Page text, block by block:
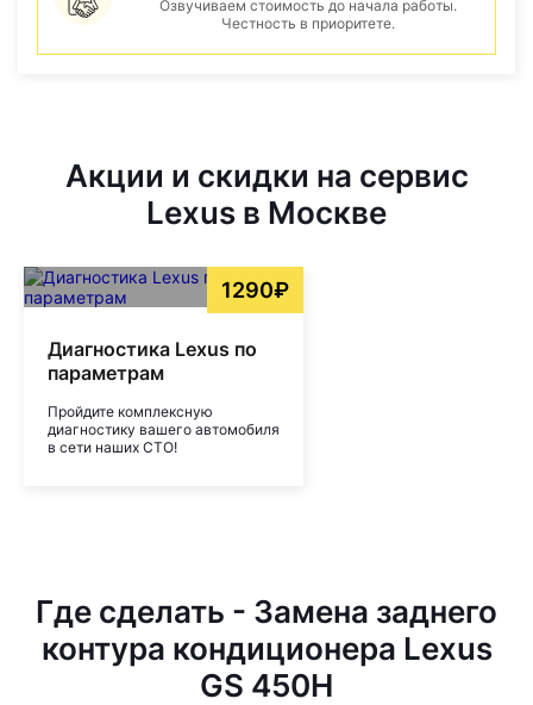
Озвучиваем стоимость до начала работы.
Честность в приоритете.
Акции и скидки на сервис
Lexus в Москве
1290₽
Диагностика Lexus по
параметрам
Пройдите комплексную
диагностику вашего автомобиля
в сети наших СТО!
Где сделать - Замена заднего
контура кондиционера Lexus
GS 450H